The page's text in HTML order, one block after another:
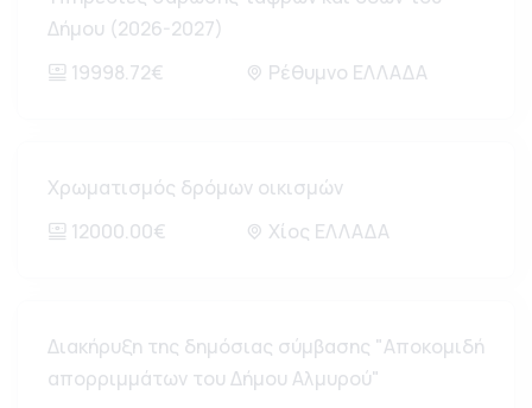
Δήμου (2026-2027)
19998.72€
Ρέθυμνο ΕΛΛΑΔΑ
Χρωματισμός δρόμων οικισμών
12000.00€
Χίος ΕΛΛΑΔΑ
Διακήρυξη της δημόσιας σύμβασης "Αποκομιδή
απορριμμάτων του Δήμου Αλμυρού"